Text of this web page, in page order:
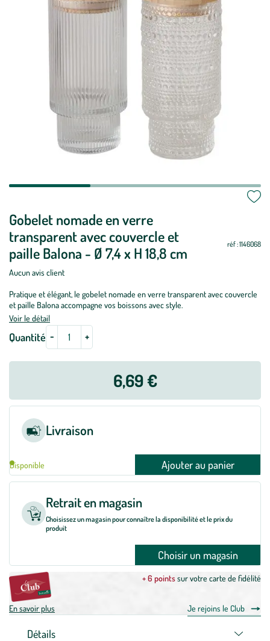
Gobelet nomade en verre
transparent avec couvercle et
paille Balona - Ø 7,4 x H 18,8 cm
réf : 1146068
Aucun avis client
Pratique et élégant, le gobelet nomade en verre transparent avec couvercle
et paille Balona accompagne vos boissons avec style.
Voir le détail
Quantité
Mettre
jour
-
Mettre
jour
+
6,69 €
Livraison
Disponible Ajouter au panier
Retrait en magasin
Choisissez un magasin pour connaître la disponibilité et le prix du
produit
Choisir un magasin
+ 6 pointssur votre carte de fidélité
En savoir plus Je rejoins le Club
Détails